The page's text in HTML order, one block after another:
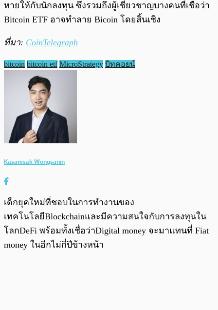
หายให้กับนักลงทุน ซึ่งรวมถึงผู้เชี่ยวชาญบางคนที่เชื่อว่า
Bitcoin ETF อาจทำลาย Bicoin โดยสิ้นเชิง
ที่มา: CoinTelegraph
bitcoin bitcoin etf MicroStrategy บิทคอยน์
Kasamsak Wongsanin
เด็กยุคใหม่ที่ชอบในการทำงานของ
เทคโนโลยีBlockchainและมีความสนใจกับการลงทุนใน
โลกDeFi พร้อมทั้งเชื่อว่าDigital money จะมาแทนที่ Fiat
money ในอีกไม่กี่ปีข้างหน้า